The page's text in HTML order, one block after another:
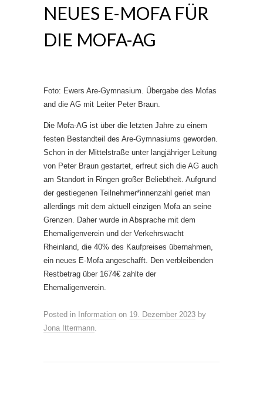
NEUES E-MOFA FÜR
DIE MOFA-AG
Foto: Ewers Are-Gymnasium. Übergabe des Mofas
and die AG mit Leiter Peter Braun.
Die Mofa-AG ist über die letzten Jahre zu einem
festen Bestandteil des Are-Gymnasiums geworden.
Schon in der Mittelstraße unter langjähriger Leitung
von Peter Braun gestartet, erfreut sich die AG auch
am Standort in Ringen großer Beliebtheit. Aufgrund
der gestiegenen Teilnehmer*innenzahl geriet man
allerdings mit dem aktuell einzigen Mofa an seine
Grenzen. Daher wurde in Absprache mit dem
Ehemaligenverein und der Verkehrswacht
Rheinland, die 40% des Kaufpreises übernahmen,
ein neues E-Mofa angeschafft. Den verbleibenden
Restbetrag über 1674€ zahlte der
Ehemaligenverein.
Posted in Information on 19. Dezember 2023 by
Jona Ittermann.